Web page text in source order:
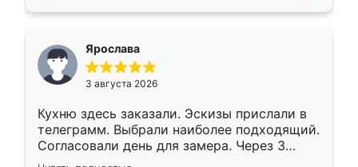
Ярослава
3 августа 2026
Кухню здесь заказали. Эскизы прислали в
телеграмм. Выбрали наиболее подходящий.
Согласовали день для замера. Через 3
недели кухня была уже готова. Остались